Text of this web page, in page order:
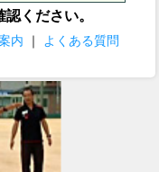
認ください。
内 ｜ よくある質問